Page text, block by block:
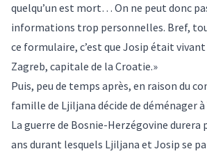
quelqu’un est mort… On ne peut donc
informations trop personnelles. Bref,
ce formulaire, c’est que Josip était
Zagreb, capitale de la Croatie.»
Puis, peu de temps après, en raison du
famille de Ljiljana décide de déménager à
La guerre de Bosnie-Herzégovine durera
ans durant lesquels Ljiljana et Josip se